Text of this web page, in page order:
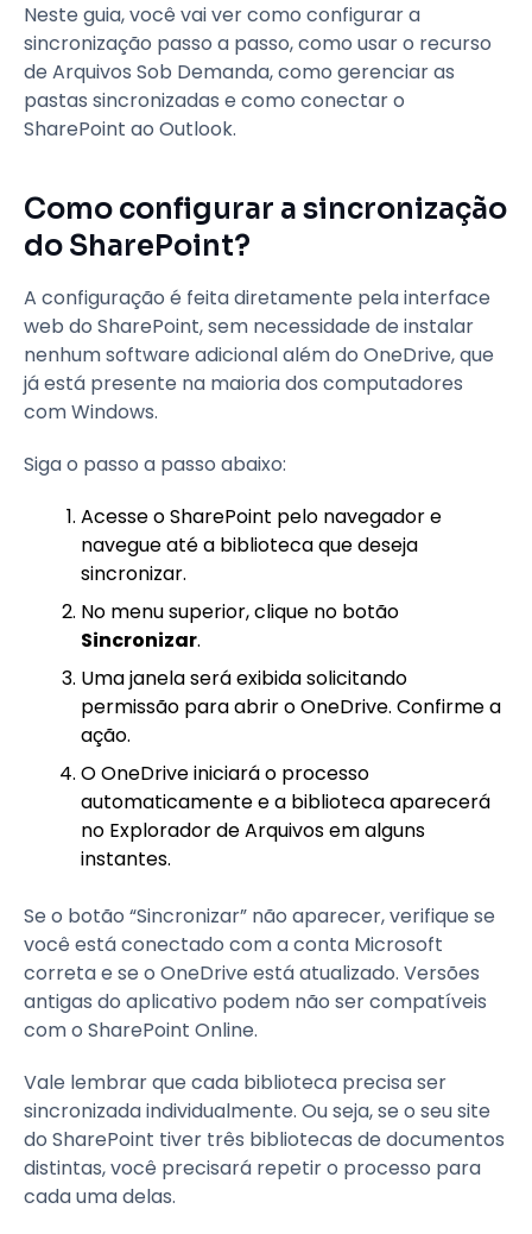
Neste guia, você vai ver como configurar a
sincronização passo a passo, como usar o recurso
de Arquivos Sob Demanda, como gerenciar as
pastas sincronizadas e como conectar o
SharePoint ao Outlook.
Como configurar a sincronização
do SharePoint?
A configuração é feita diretamente pela interface
web do SharePoint, sem necessidade de instalar
nenhum software adicional além do OneDrive, que
já está presente na maioria dos computadores
com Windows.
Siga o passo a passo abaixo:
Acesse o SharePoint pelo navegador e
navegue até a biblioteca que deseja
sincronizar.
No menu superior, clique no botão
Sincronizar.
Uma janela será exibida solicitando
permissão para abrir o OneDrive. Confirme a
ação.
O OneDrive iniciará o processo
automaticamente e a biblioteca aparecerá
no Explorador de Arquivos em alguns
instantes.
Se o botão “Sincronizar” não aparecer, verifique se
você está conectado com a conta Microsoft
correta e se o OneDrive está atualizado. Versões
antigas do aplicativo podem não ser compatíveis
com o SharePoint Online.
Vale lembrar que cada biblioteca precisa ser
sincronizada individualmente. Ou seja, se o seu site
do SharePoint tiver três bibliotecas de documentos
distintas, você precisará repetir o processo para
cada uma delas.